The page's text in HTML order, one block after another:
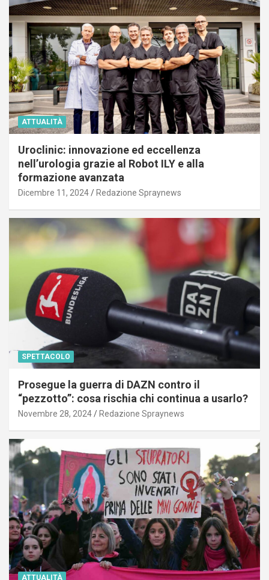
ATTUALITÀ
Uroclinic: innovazione ed eccellenza
nell’urologia grazie al Robot ILY e alla
formazione avanzata
Dicembre 11, 2024 Redazione Spraynews
SPETTACOLO
Prosegue la guerra di DAZN contro il
“pezzotto”: cosa rischia chi continua a usarlo?
Novembre 28, 2024 Redazione Spraynews
ATTUALITÀ